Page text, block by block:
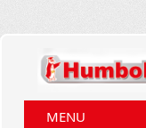
MENU